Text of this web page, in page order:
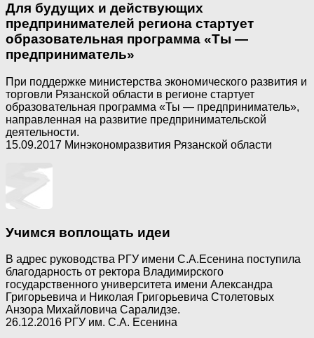
Для будущих и действующих
предпринимателей региона стартует
образовательная программа «Ты —
предприниматель»
При поддержке министерства экономического развития и
торговли Рязанской области в регионе стартует
образовательная программа «Ты — предприниматель»,
направленная на развитие предпринимательской
деятельности.
15.09.2017 Минэкономразвития Рязанской области
Учимся воплощать идеи
В адрес руководства РГУ имени С.А.Есенина поступила
благодарность от ректора Владимирского
государственного университета имени Александра
Григорьевича и Николая Григорьевича Столетовых
Анзора Михайловича Саралидзе.
26.12.2016 РГУ им. С.А. Есенина